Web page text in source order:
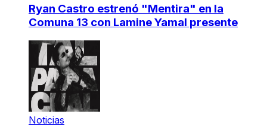
Ryan Castro estrenó "Mentira" en la
Comuna 13 con Lamine Yamal presente
Noticias